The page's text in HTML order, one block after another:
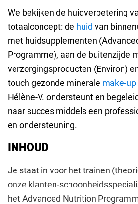
We bekijken de huidverbetering
totaalconcept: de huid van
met huidsupplementen
Programme), aan de buitenzijde
verzorgingsproducten (Environ)
touch gezonde minerale make-up
Hélène-V. ondersteunt en
naar succes middels een
en ondersteuning.
INHOUD
Je staat in voor het trainen
onze klanten-
het Advanced Nutrition